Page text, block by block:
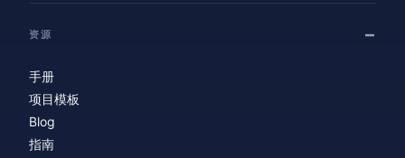
资源
手册
项目模板
Blog
指南